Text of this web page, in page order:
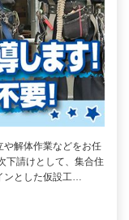
や解体作業などをお任
下請けとして、集合住
ンとした仮設工…